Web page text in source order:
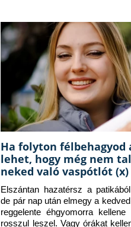
Ha folyton félbehagyod
lehet, hogy még nem
neked való vaspótlót (x)
Elszántan hazatérsz a
de pár nap után elmegy a
reggelente éhgyomorra kellene
rosszul leszel. Vagy órákat